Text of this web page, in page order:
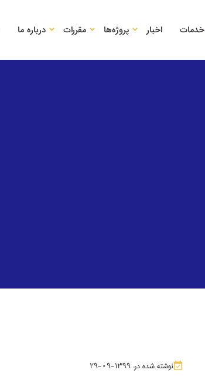
خدمات اخبار پروژه‌ها مقررات درباره ما
نوشته شده در: ۱۳۹۹-۰۹-۲۹